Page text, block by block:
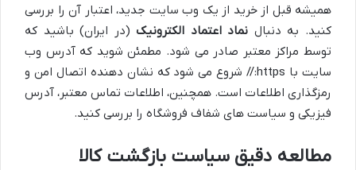
همیشه قبل از خرید از یک وب سایت جدید، اعتبار آن را بررسی
کنید. به دنبال نماد اعتماد الکترونیک (در ایران) باشید که
توسط مراکز معتبر صادر می شود. مطمئن شوید که آدرس وب
سایت با https:// شروع می شود که نشان دهنده اتصال امن و
رمزگذاری اطلاعات است. همچنین، اطلاعات تماس معتبر، آدرس
فیزیکی و سیاست های شفاف فروشگاه را بررسی کنید.
مطالعه دقیق سیاست بازگشت کالا